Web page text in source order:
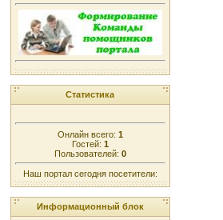
Статистика
Онлайн всего: 1
Гостей: 1
Пользователей: 0
Наш портал сегодня посетители:
Информационный блок